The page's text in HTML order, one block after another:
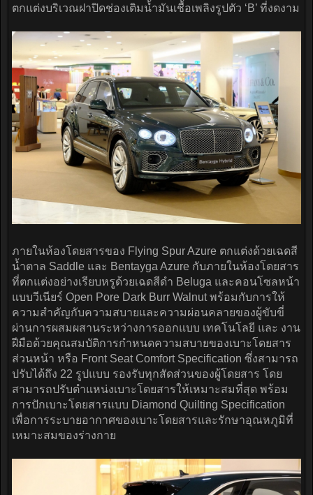
ตกแต่งบริเวณฝาปิดช่องเติมน้ำมันเชื้อเพลิงรูปตัว ‘B’ ที่งดงาม
ภายในห้องโดยสารของ Flying Spur Azure ตกแต่งด้วยเฉดสี
น้ำตาล Saddle และ Bentayga Azure กับภายในห้องโดยสาร
ที่ตกแต่งอย่างเรียบหรูด้วยเฉดสีดำ Beluga และคอนโซลหน้า
แบบวีเนียร์ Open Pore Dark Burr Walnut พร้อมกับการให้
ความสำคัญกับความสบายและความผ่อนคลายของผู้ขับขี่
ผ่านการผสมผสานระหว่างการออกแบบ เทคโนโลยี และ งาน
ฝีมือด้วยคุณสมบัติการกำหนดความสบายของเบาะโดยสาร
ส่วนหน้า หรือ Front Seat Comfort Specification ซึ่งสามารถ
ปรับได้ถึง 22 รูปแบบ รองรับทุกสัดส่วนของผู้โดยสาร โดย
สามารถปรับตำแหน่งเบาะโดยสารให้เหมาะสมที่สุด พร้อม
การปักเบาะโดยสารแบบ Diamond Quilting Specification
เพื่อการระบายอากาศของเบาะโดยสารและรักษาอุณหภูมิที่
เหมาะสมของร่างกาย